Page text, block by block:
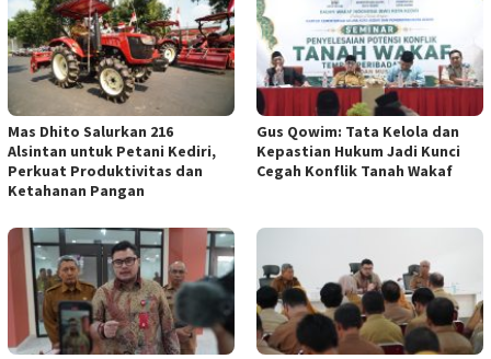
Mas Dhito Salurkan 216
Alsintan untuk Petani Kediri,
Perkuat Produktivitas dan
Ketahanan Pangan
Gus Qowim: Tata Kelola dan
Kepastian Hukum Jadi Kunci
Cegah Konflik Tanah Wakaf